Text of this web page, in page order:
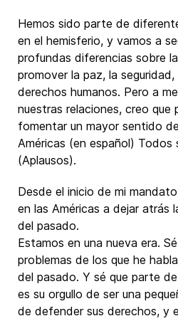
Hemos sido parte de
en el hemisferio, y vamos a
profundas diferencias sobre
promover la paz, la
derechos humanos. Pero a
nuestras relaciones, creo que
fomentar un mayor sentido
Américas (en español) Todos
(Aplausos).
Desde el inicio de mi
en las Américas a dejar atrás
del pasado.
Estamos en una nueva era.
problemas de los que he
del pasado. Y sé que parte
es su orgullo de ser una
de defender sus derechos, y